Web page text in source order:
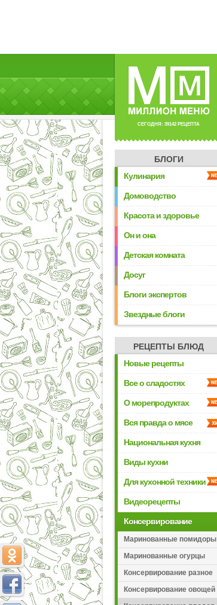
СЕГОДНЯ: 39142 РЕЦЕПТА
БЛОГИ
Кулинария
Домоводство
Красота и здоровье
Он и она
Детская комната
Досуг
Блоги экспертов
Звездные блоги
РЕЦЕПТЫ БЛЮД
Новые рецепты
Все о сладостях
О морепродуктах
Вся правда о мясе
Национальная кухня
Виды кухни
Для кухонной техники
Видеорецепты
Консервирование
Маринованные помидоры
Маринованные огурцы
Консервирование разное
Консервирование овощей